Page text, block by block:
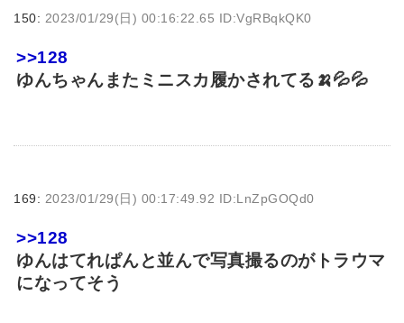
150: 2023/01/29(日) 00:16:22.65 ID:VgRBqkQK0
>>128
ゆんちゃんまたミニスカ履かされてる🍌💦💦
169: 2023/01/29(日) 00:17:49.92 ID:LnZpGOQd0
>>128
ゆんはてれぱんと並んで写真撮るのがトラウマ
になってそう